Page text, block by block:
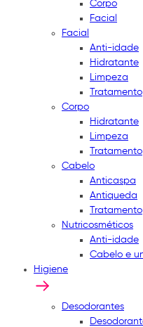
Corpo
Facial
Facial
Anti-idade
Hidratante
Limpeza
Tratamento
Corpo
Hidratante
Limpeza
Tratamento
Cabelo
Anticaspa
Antiqueda
Tratamento
Nutricosméticos
Anti-idade
Cabelo e
Higiene
Desodorantes